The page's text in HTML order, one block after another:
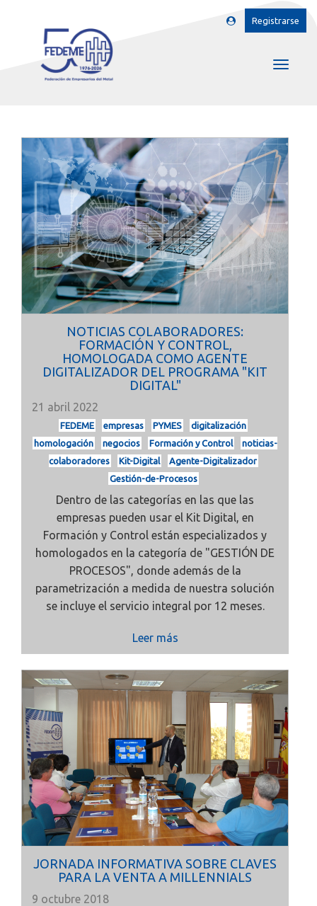
Registrarse
NOTICIAS COLABORADORES:
FORMACIÓN Y CONTROL,
HOMOLOGADA COMO AGENTE
DIGITALIZADOR DEL PROGRAMA "KIT
DIGITAL"
21 abril 2022
FEDEME empresas PYMES
digitalización
homologación
negocios Formación y Control
noticias-
colaboradores
Kit-Digital
Agente-Digitalizador
Gestión-de-Procesos
Dentro de las categorías en las que las
empresas pueden usar el Kit Digital, en
Formación y Control están especializados y
homologados en la categoría de "GESTIÓN DE
PROCESOS", donde además de la
parametrización a medida de nuestra solución
se incluye el servicio integral por 12 meses.
Leer más
JORNADA INFORMATIVA SOBRE CLAVES
PARA LA VENTA A MILLENNIALS
9 octubre 2018